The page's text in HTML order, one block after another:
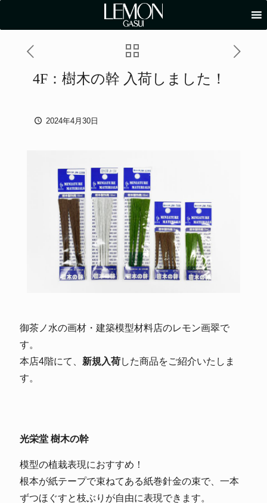
4F：樹木の幹 入荷しました！
2024年4月30日
御茶ノ水の画材・建築模型材料店のレモン画翠で
す。
本店4階にて、 新規入荷した商品をご紹介いたしま
す。
光栄堂 樹木の幹
模型の植栽表現におすすめ！
根本が紙テープで束ねてある紙巻針金の束で、一本
ずつほぐすと枝ぶりが自由に表現できます。